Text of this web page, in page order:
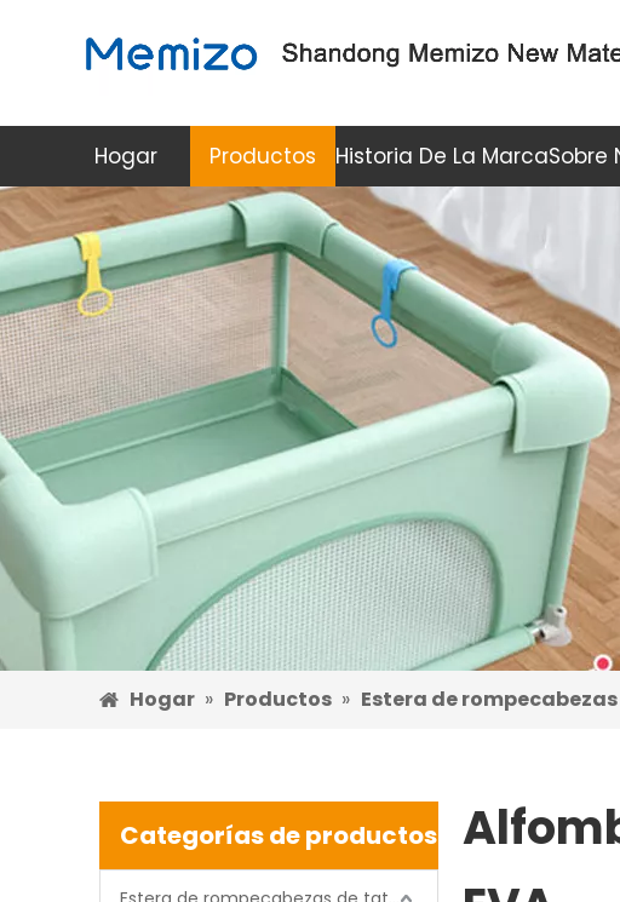
Hogar Productos Historia De La MarcaSobre
Hogar » Productos » Estera de
Categorías de productos